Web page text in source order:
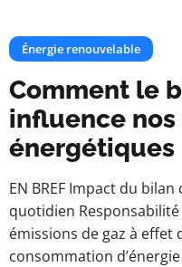
Énergie renouvelable
Comment le
influence nos
énergétiques
EN BREF Impact du
quotidien
émissions de gaz à effet
consommation